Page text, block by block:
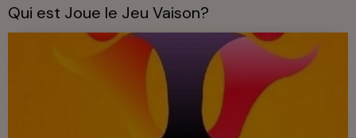
Qui est Joue le Jeu Vaison?